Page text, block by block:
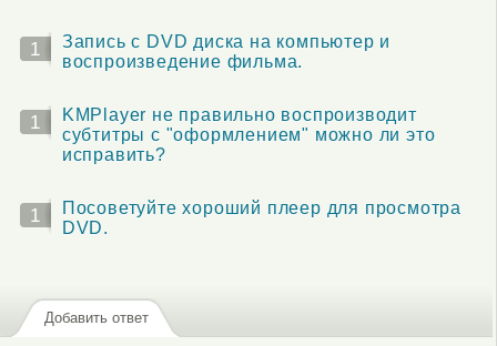
1
Запись с DVD диска на компьютер и
воспроизведение фильма.
1
KMPlayer не правильно воспроизводит
субтитры с "оформлением" можно ли это
исправить?
1
Посоветуйте хороший плеер для просмотра
DVD.
Добавить ответ